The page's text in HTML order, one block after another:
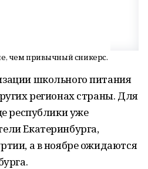
чем привычный сникерс.
школьного питания
регионах страны. Для
республики уже
Екатеринбурга,
а в ноябре ожидаются